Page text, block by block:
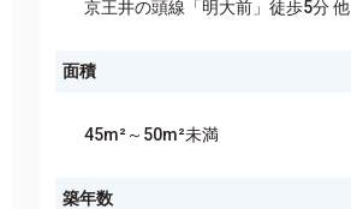
京王井の頭線「明大前」徒歩5分 他
面積
45m²～50m²未満
築年数